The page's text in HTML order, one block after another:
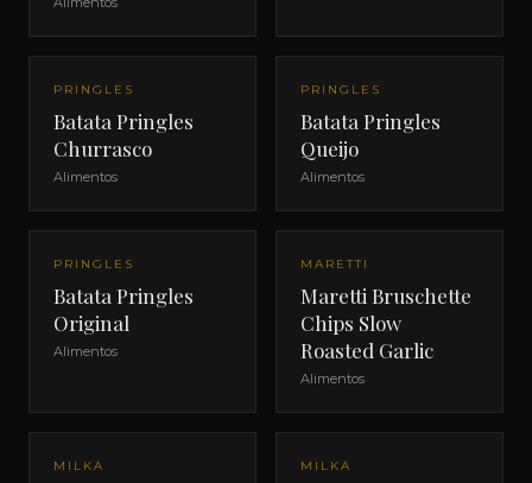
PRINGLES
Batata Pringles
Churrasco
Alimentos
PRINGLES
Batata Pringles
Queijo
Alimentos
PRINGLES
Batata Pringles
Original
Alimentos
MARETTI
Maretti Bruschette
Chips Slow
Roasted Garlic
Alimentos
MILKA MILKA